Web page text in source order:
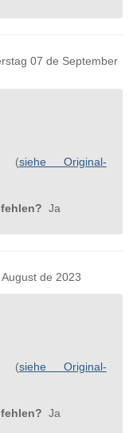
07 de September
(siehe Original-
Ja
de 2023
(siehe Original-
Ja